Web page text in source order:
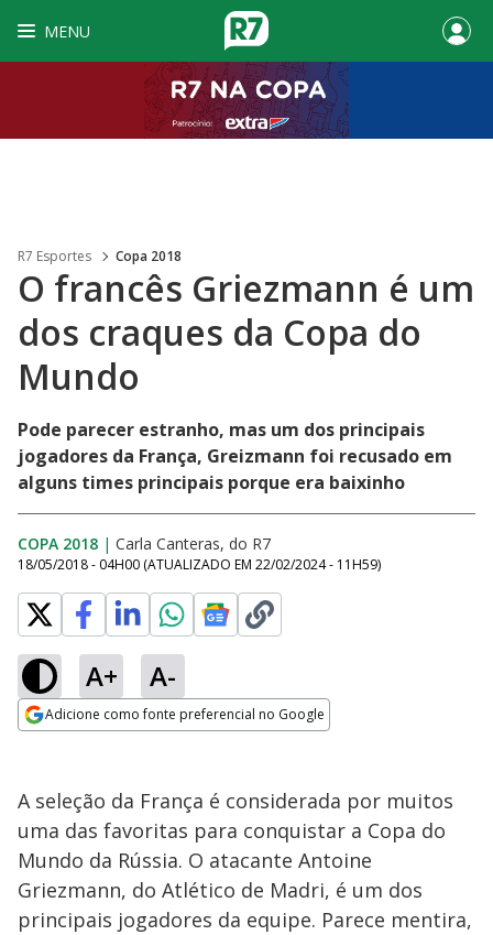
MENU
R7 Esportes Copa 2018
O francês Griezmann é um
dos craques da Copa do
Mundo
Pode parecer estranho, mas um dos principais
jogadores da França, Greizmann foi recusado em
alguns times principais porque era baixinho
COPA 2018 | Carla Canteras, do R7
18/05/2018 - 04H00 (ATUALIZADO EM 22/02/2024 - 11H59)
A+ A-
Adicione como fonte preferencial no Google
A seleção da França é considerada por muitos
uma das favoritas para conquistar a Copa do
Mundo da Rússia. O atacante Antoine
Griezmann, do Atlético de Madri, é um dos
principais jogadores da equipe. Parece mentira,